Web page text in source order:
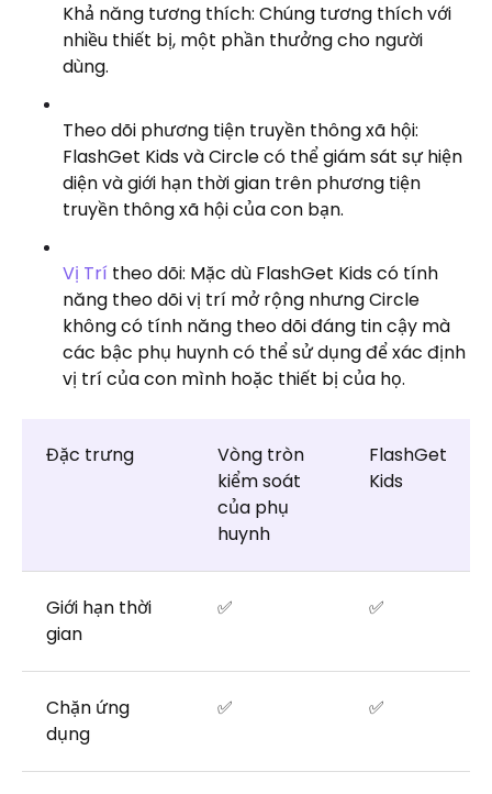
Khả năng tương thích: Chúng tương thích với
nhiều thiết bị, một phần thưởng cho người
dùng.
Theo dõi phương tiện truyền thông xã hội:
FlashGet Kids và Circle có thể giám sát sự hiện
diện và giới hạn thời gian trên phương tiện
truyền thông xã hội của con bạn.
Vị Trí theo dõi: Mặc dù FlashGet Kids có tính
năng theo dõi vị trí mở rộng nhưng Circle
không có tính năng theo dõi đáng tin cậy mà
các bậc phụ huynh có thể sử dụng để xác định
vị trí của con mình hoặc thiết bị của họ.
Đặc trưng
Vòng tròn
kiểm soát
của phụ
huynh
FlashGet
Kids
Giới hạn thời
gian
✅ ✅
Chặn ứng
dụng
✅ ✅